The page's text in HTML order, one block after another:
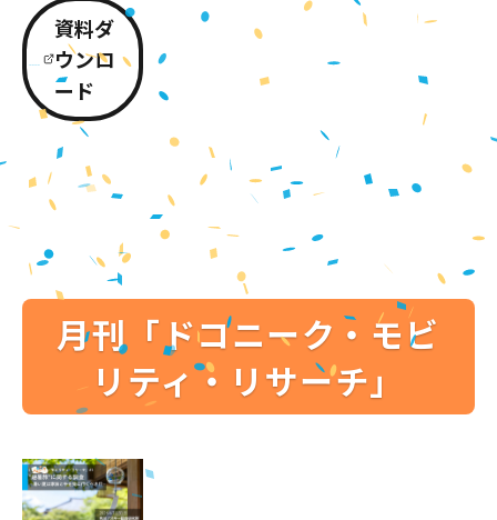
資料ダ
ウンロ
ード
月刊「ドコニーク・モビ
リティ・リサーチ」